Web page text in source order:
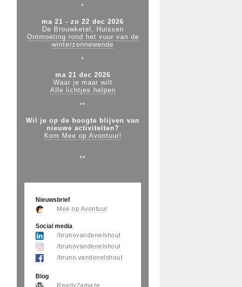
*
ma 21 - zo 22 dec 2026
De Brouwketel, Huissen
Ontmoeting rond het vuur van de
winterzonnewende
*
ma 21 dec 2026
Waar je maar wilt
Alle lichtjes helpen
**
Wil je op de hoogte blijven van
nieuwe activiteiten?
Kom Mee op Avontuur!
**
Nieuwsbrief
Mee op Avontuur
Social media
/brunovandenelshout
/brunovandenelshout
/bruno.vandenelshout
Blog